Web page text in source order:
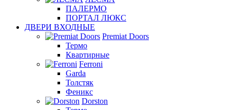
ПАЛЕРМО
ПОРТАЛ ЛЮКС
ДВЕРИ ВХОДНЫЕ
Premiat Doors
Термо
Квартирные
Ferroni
Garda
Толстяк
Феникс
Dorston